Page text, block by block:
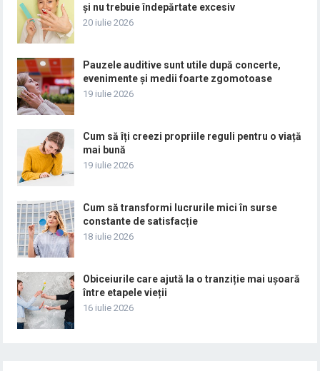
și nu trebuie îndepărtate excesiv
20 iulie 2026
Pauzele auditive sunt utile după concerte,
evenimente și medii foarte zgomotoase
19 iulie 2026
Cum să îți creezi propriile reguli pentru o viață
mai bună
19 iulie 2026
Cum să transformi lucrurile mici în surse
constante de satisfacție
18 iulie 2026
Obiceiurile care ajută la o tranziție mai ușoară
între etapele vieții
16 iulie 2026